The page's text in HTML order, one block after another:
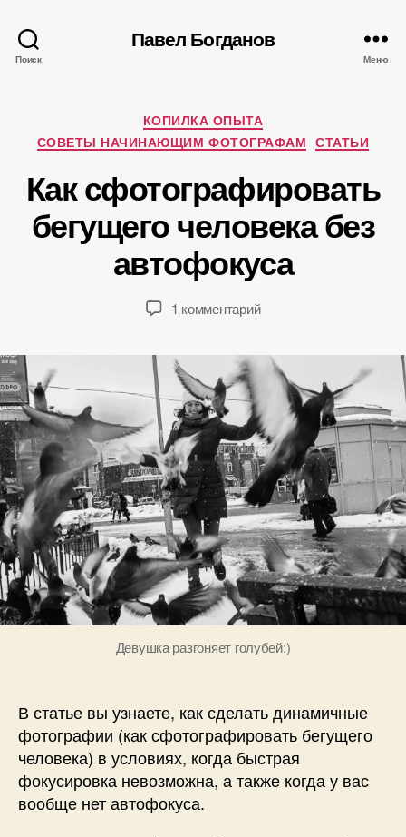
Поиск
Павел Богданов
Меню
Рубрики
КОПИЛКА ОПЫТА
СОВЕТЫ НАЧИНАЮЩИМ ФОТОГРАФАМ СТАТЬИ
Как сфотографировать
бегущего человека без
автофокуса
записи
А
в
о
р
:
П
а
в
л
о
г
д
н
о
в
записи
2
5
0
.
1
6
1 комментарийк
сфотографировать
бегущего
человека
без
автофокуса
Девушка разгоняет голубей:)
В статье вы узнаете, как сделать динамичные
фотографии (как сфотографировать бегущего
человека) в условиях, когда быстрая
фокусировка невозможна, а также когда у вас
вообще нет автофокуса.